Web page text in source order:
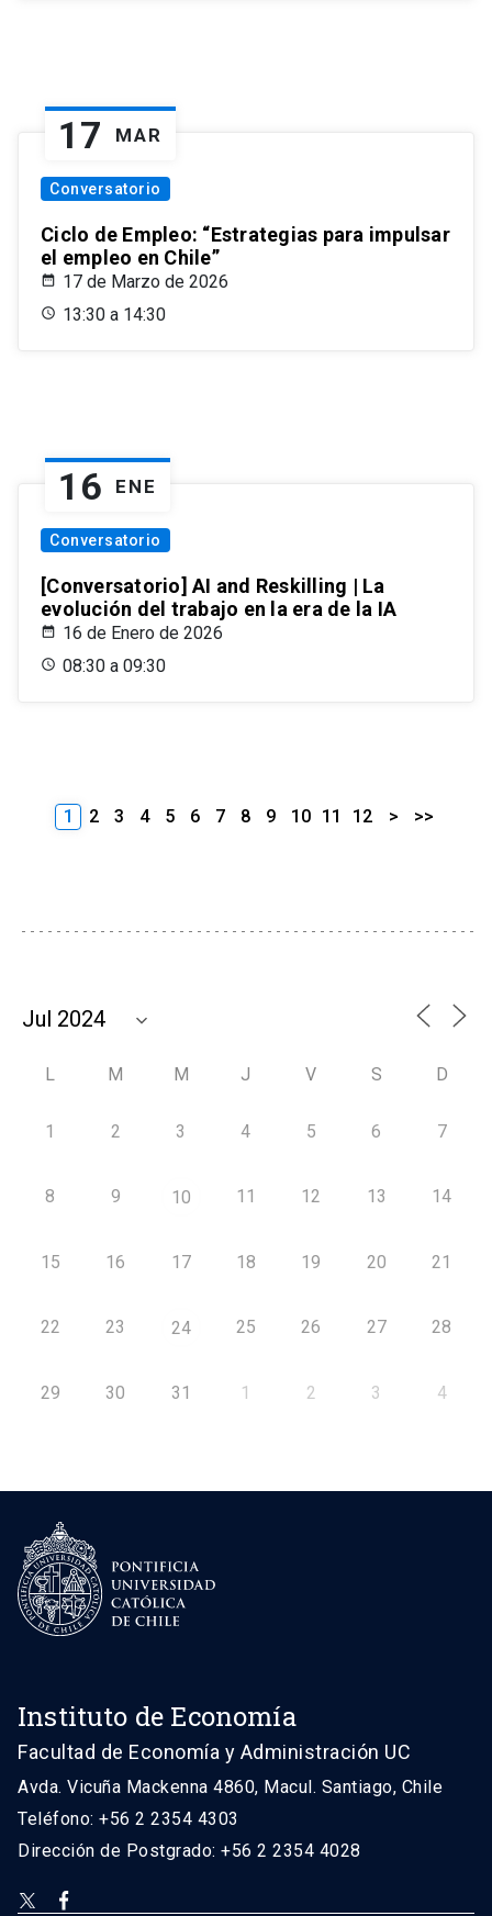
17 MAR
Conversatorio
Ciclo de Empleo: “Estrategias para impulsar
el empleo en Chile”
17 de Marzo de 2026
13:30 a 14:30
16 ENE
Conversatorio
[Conversatorio] AI and Reskilling | La
evolución del trabajo en la era de la IA
16 de Enero de 2026
08:30 a 09:30
1 2 3 4 5 6 7 8 9 10 11 12 > >>
L M M J V S D
1 2 3 4 5 6 7
8 9 10 11 12 13 14
15 16 17 18 19 20 21
22 23 24 25 26 27 28
29 30 31 1 2 3 4
Instituto de Economía
Facultad de Economía y Administración UC
Avda. Vicuña Mackenna 4860, Macul. Santiago, Chile
Teléfono: +56 2 2354 4303
Dirección de Postgrado: +56 2 2354 4028